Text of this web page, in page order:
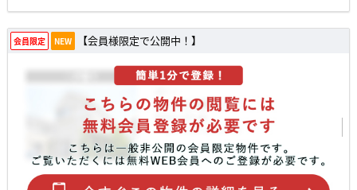
会員限定 NEW 【会員様限定で公開中！】